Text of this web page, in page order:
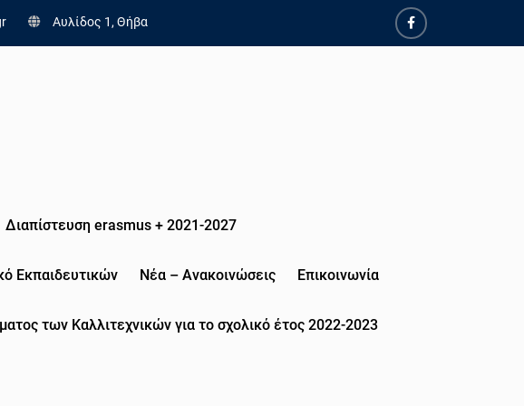
Αυλίδος 1, Θήβα
Διαπίστευση erasmus + 2021-2027
Εκπαιδευτικών Νέα – Ανακοινώσεις Επικοινωνία
των Καλλιτεχνικών για το σχολικό έτος 2022-2023